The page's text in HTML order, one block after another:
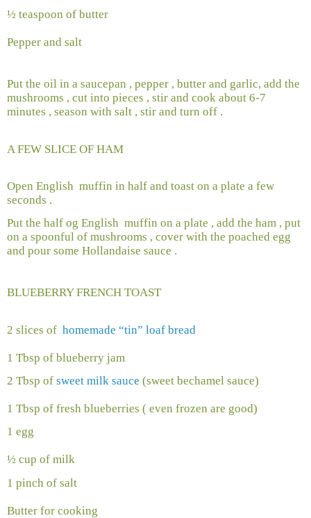
½ teaspoon of butter
Pepper and salt
Put the oil in a saucepan , pepper , butter and garlic, add the
mushrooms , cut into pieces , stir and cook about 6-7
minutes , season with salt , stir and turn off .
A FEW SLICE OF HAM
Open English muffin in half and toast on a plate a few
seconds .
Put the half og English muffin on a plate , add the ham , put
on a spoonful of mushrooms , cover with the poached egg
and pour some Hollandaise sauce .
BLUEBERRY FRENCH TOAST
2 slices of ​​ homemade “tin” loaf bread
1 Tbsp of blueberry jam
2 Tbsp of sweet milk sauce (sweet bechamel sauce)
1 Tbsp of fresh blueberries ( even frozen are good)
1 egg
½ cup of milk
1 pinch of salt
Butter for cooking